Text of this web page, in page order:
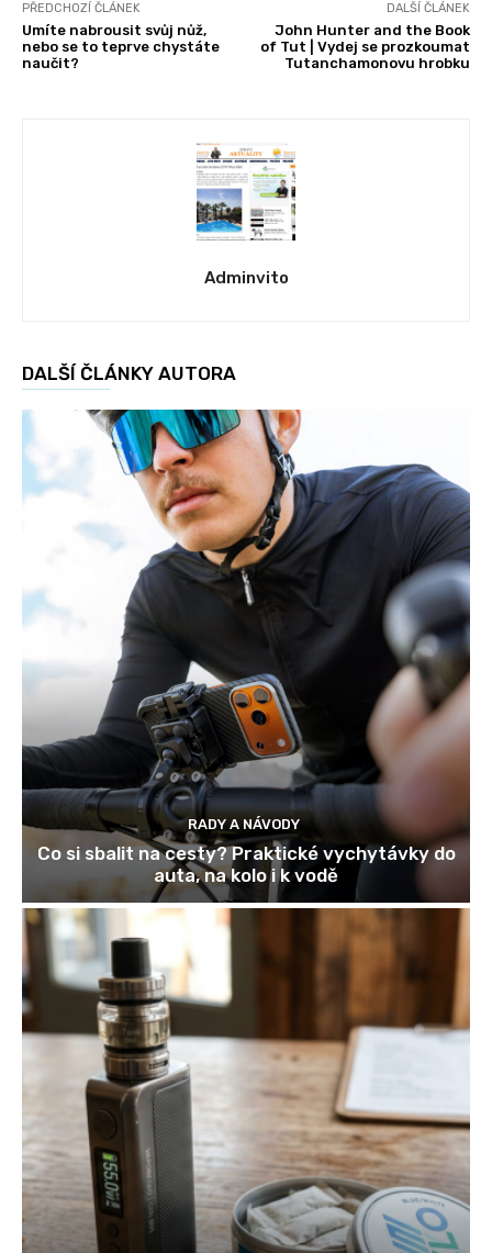
PŘEDCHOZÍ ČLÁNEK
Umíte nabrousit svůj nůž,
nebo se to teprve chystáte
naučit?
DALŠÍ ČLÁNEK
John Hunter and the Book
of Tut | Vydej se prozkoumat
Tutanchamonovu hrobku
Adminvito
DALŠÍ ČLÁNKY AUTORA
RADY A NÁVODY
Co si sbalit na cesty? Praktické vychytávky do
auta, na kolo i k vodě